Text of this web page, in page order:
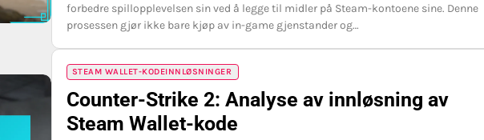
forbedre spillopplevelsen sin ved å legge til midler på Steam-kontoene sine. Denne
prosessen gjør ikke bare kjøp av in-game gjenstander og…
STEAM WALLET-KODEINNLØSNINGER
Counter-Strike 2: Analyse av innløsning av
Steam Wallet-kode